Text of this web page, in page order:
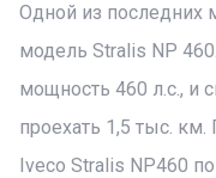
Одной из последних
модель Stralis NP
мощность 460 л.с., и
проехать 1,5 тыс.
Iveco Stralis NP460